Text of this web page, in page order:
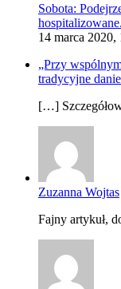
Sobota:
14 marca 2020,
„Przy
tradycyjne
[…]
Zuzanna Wojtas
Fajny artykuł,